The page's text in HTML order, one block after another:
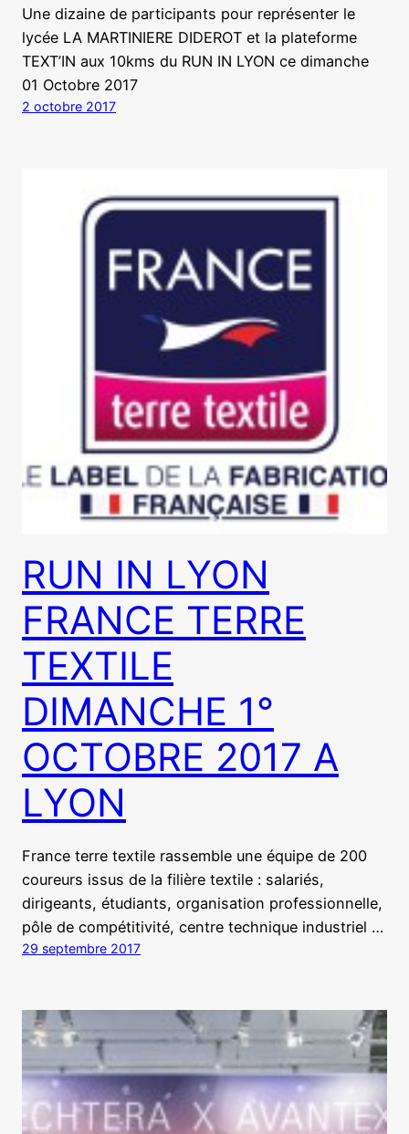
Une dizaine de participants pour représenter le
lycée LA MARTINIERE DIDEROT et la plateforme
TEXT’IN aux 10kms du RUN IN LYON ce dimanche
01 Octobre 2017
2 octobre 2017
RUN IN LYON
FRANCE TERRE
TEXTILE
DIMANCHE 1°
OCTOBRE 2017 A
LYON
France terre textile rassemble une équipe de 200
coureurs issus de la filière textile : salariés,
dirigeants, étudiants, organisation professionnelle,
pôle de compétitivité, centre technique industriel …
29 septembre 2017